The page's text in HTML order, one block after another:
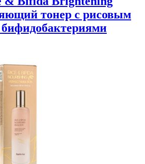
тонер с рисовым